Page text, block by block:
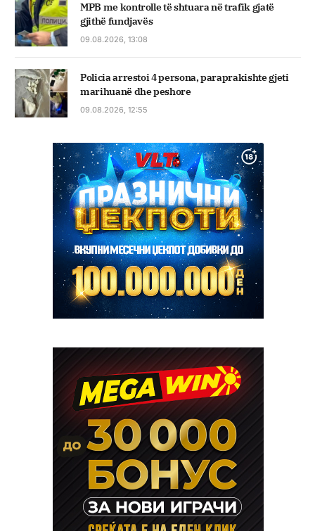
MPB me kontrolle të shtuara në trafik gjatë
gjithë fundjavës
09.08.2026, 13:08
Policia arrestoi 4 persona, paraprakishte gjeti
marihuanë dhe peshore
09.08.2026, 12:55